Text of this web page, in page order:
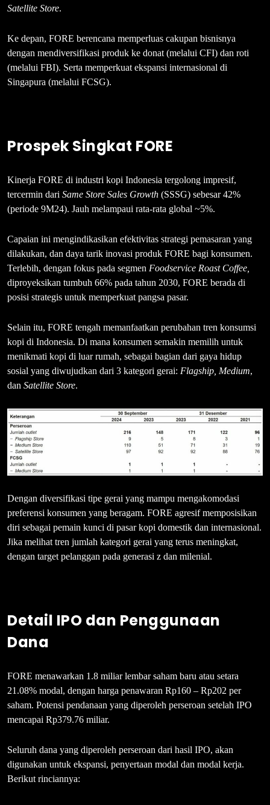
Satellite Store.
Ke depan, FORE berencana memperluas cakupan bisnisnya
dengan mendiversifikasi produk ke donat (melalui CFI) dan roti
(melalui FBI). Serta memperkuat ekspansi internasional di
Singapura (melalui FCSG).
Prospek Singkat FORE
Kinerja FORE di industri kopi Indonesia tergolong impresif,
tercermin dari Same Store Sales Growth (SSSG) sebesar 42%
(periode 9M24). Jauh melampaui rata-rata global ~5%.
Capaian ini mengindikasikan efektivitas strategi pemasaran yang
dilakukan, dan daya tarik inovasi produk FORE bagi konsumen.
Terlebih, dengan fokus pada segmen Foodservice Roast Coffee,
diproyeksikan tumbuh 66% pada tahun 2030, FORE berada di
posisi strategis untuk memperkuat pangsa pasar.
Selain itu, FORE tengah memanfaatkan perubahan tren konsumsi
kopi di Indonesia. Di mana konsumen semakin memilih untuk
menikmati kopi di luar rumah, sebagai bagian dari gaya hidup
sosial yang diwujudkan dari 3 kategori gerai: Flagship, Medium,
dan Satellite Store.
Dengan diversifikasi tipe gerai yang mampu mengakomodasi
preferensi konsumen yang beragam. FORE agresif memposisikan
diri sebagai pemain kunci di pasar kopi domestik dan internasional.
Jika melihat tren jumlah kategori gerai yang terus meningkat,
dengan target pelanggan pada generasi z dan milenial.
Detail IPO dan Penggunaan
Dana
FORE menawarkan 1.8 miliar lembar saham baru atau setara
21.08% modal, dengan harga penawaran Rp160 – Rp202 per
saham. Potensi pendanaan yang diperoleh perseroan setelah IPO
mencapai Rp379.76 miliar.
Seluruh dana yang diperoleh perseroan dari hasil IPO, akan
digunakan untuk ekspansi, penyertaan modal dan modal kerja.
Berikut rinciannya: